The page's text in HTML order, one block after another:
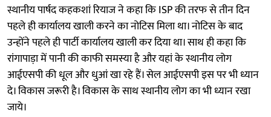
स्थानीय पार्षद कहकशां रियाज ने कहा कि ISP की तरफ से तीन दिन
पहले ही कार्यालय खाली करने का नोटिस मिला था। नोटिस के बाद
उन्होंने पहले ही पार्टी कार्यालय खाली कर दिया था। साथ ही कहा कि
रांगापाड़ा में पानी की काफी समस्या है और यहां के स्थानीय लोग
आईएसपी की धूल और धुआं खा रहे हैं। सेल आईएसपी इस पर भी ध्यान
दे। विकास जरूरी है। विकास के साथ स्थानीय लोग का भी ध्यान रखा
जाये।